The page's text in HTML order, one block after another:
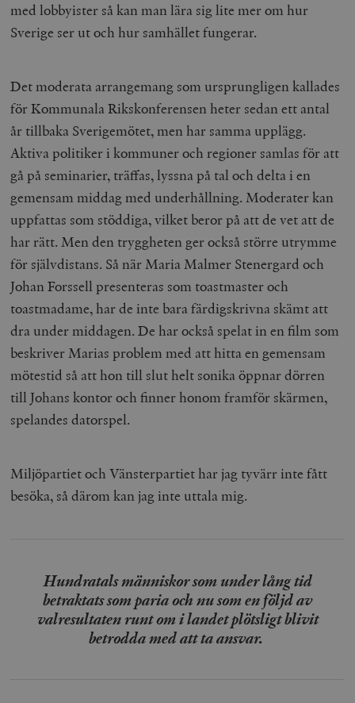
med lobbyister så kan man lära sig lite mer om hur
Sverige ser ut och hur samhället fungerar.
Det moderata arrangemang som ursprungligen kallades
för Kommunala Rikskonferensen heter sedan ett antal
år tillbaka Sverigemötet, men har samma upplägg.
Aktiva politiker i kommuner och regioner samlas för att
gå på seminarier, träffas, lyssna på tal och delta i en
gemensam middag med underhållning. Moderater kan
uppfattas som stöddiga, vilket beror på att de vet att de
har rätt. Men den tryggheten ger också större utrymme
för självdistans. Så när Maria Malmer Stenergard och
Johan Forssell presenteras som toastmaster och
toastmadame, har de inte bara färdigskrivna skämt att
dra under middagen. De har också spelat in en film som
beskriver Marias problem med att hitta en gemensam
mötestid så att hon till slut helt sonika öppnar dörren
till Johans kontor och finner honom framför skärmen,
spelandes datorspel.
Miljöpartiet och Vänsterpartiet har jag tyvärr inte fått
besöka, så därom kan jag inte uttala mig.
Hundratals människor som under lång tid
betraktats som paria och nu som en följd av
valresultaten runt om i landet plötsligt blivit
betrodda med att ta ansvar.